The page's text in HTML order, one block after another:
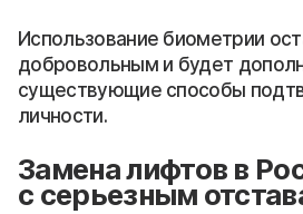
Использование биометрии
добровольным и будет
существующие способы
личности.
Замена лифтов в
с серьезным